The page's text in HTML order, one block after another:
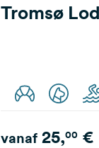
Tromsø
vanaf25,00€